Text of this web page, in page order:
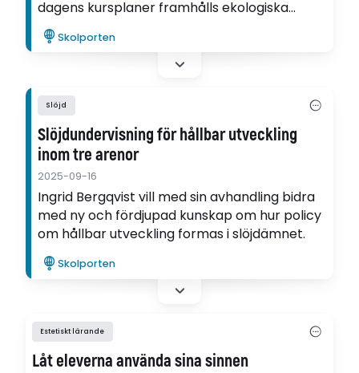
dagens kursplaner framhålls ekologiska
aspekter, visar Ingrid Bergqvists avhandling.
Skolporten
Slöjd
Slöjdundervisning för hållbar utveckling
inom tre arenor
2025-09-16
Ingrid Bergqvist vill med sin avhandling bidra
med ny och fördjupad kunskap om hur policy
om hållbar utveckling formas i slöjdämnet.
Skolporten
Estetiskt lärande
Låt eleverna använda sina sinnen